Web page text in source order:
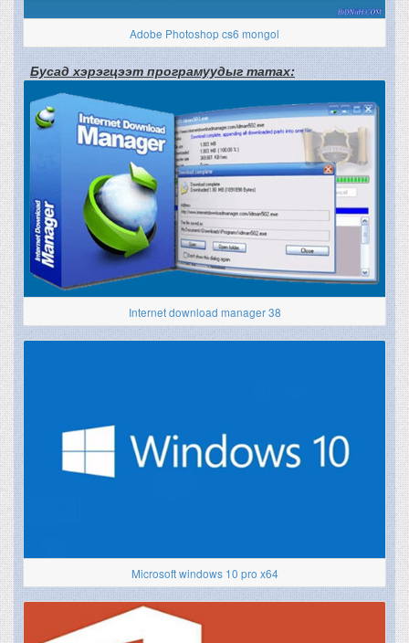
Adobe Photoshop cs6 mongol
Бусад хэрэгцээт програмуудыг татах:
Internet download manager 38
Microsoft windows 10 pro x64